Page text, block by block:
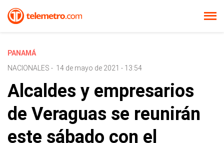
PANAMÁ
NACIONALES - 14 de mayo de 2021 - 13:54
Alcaldes y empresarios
de Veraguas se reunirán
este sábado con el